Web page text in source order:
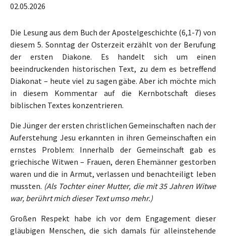
02.05.2026
Die Lesung aus dem Buch der Apostelgeschichte (6,1-7) von
diesem 5. Sonntag der Osterzeit erzählt von der Berufung
der ersten Diakone. Es handelt sich um einen
beeindruckenden historischen Text, zu dem es betreffend
Diakonat – heute viel zu sagen gäbe. Aber ich möchte mich
in diesem Kommentar auf die Kernbotschaft dieses
biblischen Textes konzentrieren.
Die Jünger der ersten christlichen Gemeinschaften nach der
Auferstehung Jesu erkannten in ihren Gemeinschaften ein
ernstes Problem: Innerhalb der Gemeinschaft gab es
griechische Witwen – Frauen, deren Ehemänner gestorben
waren und die in Armut, verlassen und benachteiligt leben
mussten. (Als Tochter einer Mutter, die mit 35 Jahren Witwe
war, berührt mich dieser Text umso mehr.)
Großen Respekt habe ich vor dem Engagement dieser
gläubigen Menschen, die sich damals für alleinstehende